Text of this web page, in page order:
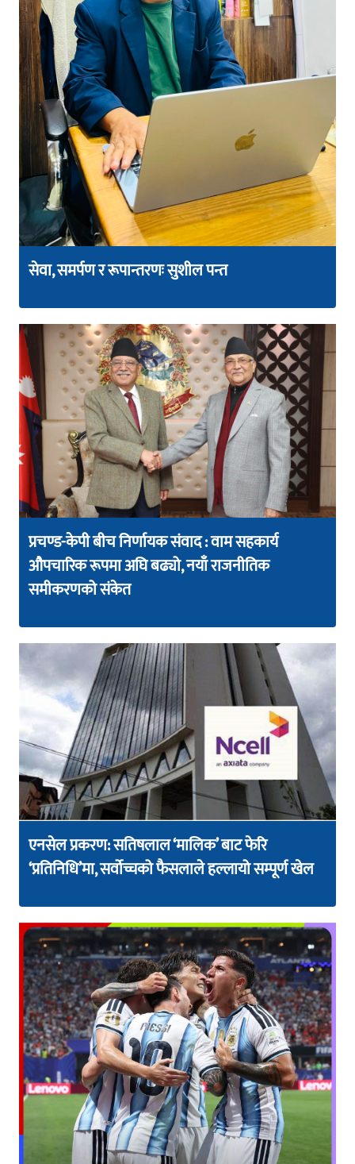
सेवा, समर्पण र रूपान्तरणः सुशील पन्त
प्रचण्ड-केपी बीच निर्णायक संवाद : वाम सहकार्य
औपचारिक रूपमा अघि बढ्यो, नयाँ राजनीतिक
समीकरणको संकेत
एनसेल प्रकरण: सतिषलाल ‘मालिक’ बाट फेरि
‘प्रतिनिधि’मा, सर्वोच्चको फैसलाले हल्लायो सम्पूर्ण खेल